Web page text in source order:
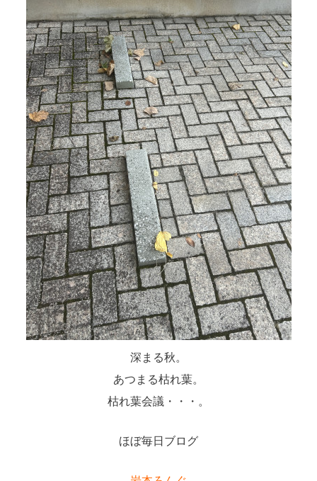
深まる秋。
あつまる枯れ葉。
枯れ葉会議・・・。
ほぼ毎日ブログ